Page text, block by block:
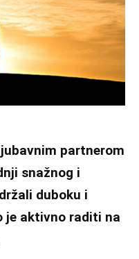
partnerom
snažnog i
duboku i
je aktivno raditi na